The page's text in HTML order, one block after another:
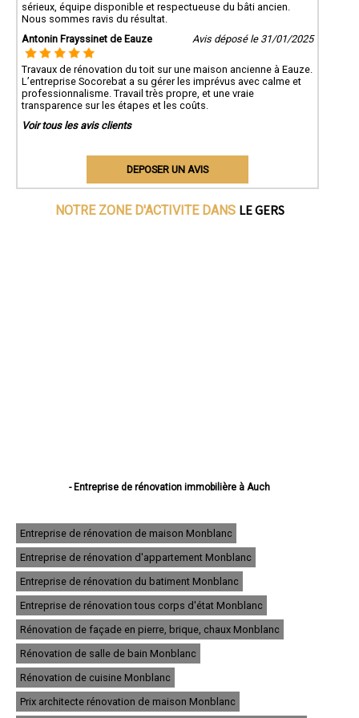
sérieux, équipe disponible et respectueuse du bâti ancien.
Nous sommes ravis du résultat.
Antonin Frayssinet de Eauze
Avis déposé le 31/01/2025
Travaux de rénovation du toit sur une maison ancienne à Eauze.
L’entreprise Socorebat a su gérer les imprévus avec calme et
professionnalisme. Travail très propre, et une vraie
transparence sur les étapes et les coûts.
Voir tous les avis clients
DEPOSER UN AVIS
NOTRE ZONE D'ACTIVITE DANS LE GERS
- Entreprise de rénovation immobilière à Auch
- Entreprise de rénovation immobilière à Fleurance
- Entreprise de rénovation immobilière à Eauze
- Entreprise de rénovation immobilière à Mirande
- Entreprise de rénovation immobilière à Lectoure
- Entreprise de rénovation immobilière à Vic-Fezensac
- Entreprise de rénovation immobilière à Gimont
- Entreprise de rénovation immobilière à Pavie
- Entreprise de rénovation immobilière à Samatan
- Entreprise de rénovation immobilière à Nogaro
- Entreprise de rénovation immobilière à Lombez
- Entreprise de rénovation immobilière à Mauvezin
- Entreprise de rénovation immobilière à Cazaubon
- Entreprise de rénovation immobilière à Riscle
Entreprise de rénovation de maison Monblanc
Entreprise de rénovation d'appartement Monblanc
Entreprise de rénovation du batiment Monblanc
Entreprise de rénovation tous corps d'état Monblanc
Rénovation de façade en pierre, brique, chaux Monblanc
Rénovation de salle de bain Monblanc
Rénovation de cuisine Monblanc
Prix architecte rénovation de maison Monblanc